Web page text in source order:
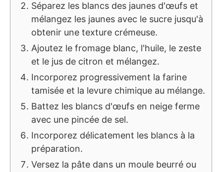
Séparez les blancs des jaunes d'œufs et
mélangez les jaunes avec le sucre jusqu'à
obtenir une texture crémeuse.
Ajoutez le fromage blanc, l'huile, le zeste
et le jus de citron et mélangez.
Incorporez progressivement la farine
tamisée et la levure chimique au mélange.
Battez les blancs d'œufs en neige ferme
avec une pincée de sel.
Incorporez délicatement les blancs à la
préparation.
Versez la pâte dans un moule beurré ou